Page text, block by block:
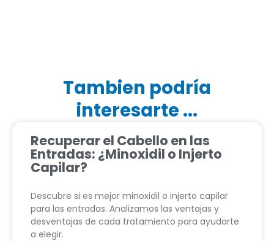
Tambien podría
interesarte ...
Recuperar el Cabello en las
Entradas: ¿Minoxidil o Injerto
Capilar?
Descubre si es mejor minoxidil o injerto capilar
para las entradas. Analizamos las ventajas y
desventajas de cada tratamiento para ayudarte
a elegir.